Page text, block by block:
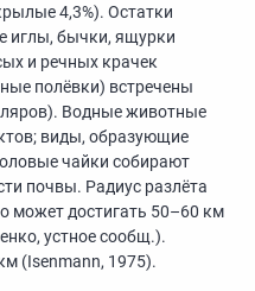
4,3%). Остатки
иглы, бычки, ящурки
и речных крачек
полёвки) встречены
Водные животные
виды, образующие
чайки собирают
почвы. Радиус разлёта
может достигать 50–60 км
устное сообщ.).
(Isenmann, 1975).